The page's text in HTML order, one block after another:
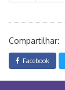
Compartilhar:
Facebook